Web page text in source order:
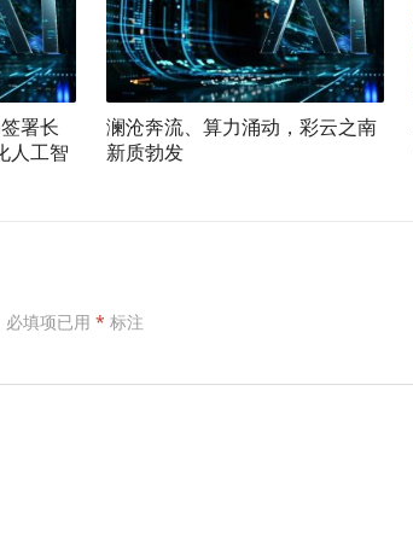
署长
人工智
澜沧奔流、算力涌动，彩云之南
新质勃发
必填项已用 * 标注